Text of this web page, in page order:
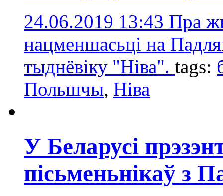
24.06.2019 13:43 Пра
нацменшасьці на
тыднёвіку "Ніва". tags:
Польшчы, Ніва
У Беларусі
пісьменьнікаў з